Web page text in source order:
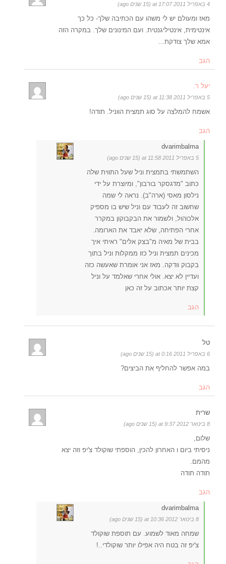
4 באפריל 2011 at 17:07 (15 שנים ago)
מאז ומעולם יש לי משהו עם הכתיבה שלך- כל כך
אינטימית, אינטיליגנטית. ועם המינונים שלך. במקרה הזה
אמא שלך צודקת…
הגב
יעל ר.
5 באפריל 2011 at 11:38 (15 שנים ago)
אשמח להמלצה על סוג תמצית הווניל. תודה!
הגב
dvarimbalma
5 באפריל 2011 at 11:58 (15 שנים ago)
השתמשתי בתמצית וניל שעל התווית שלה
כתוב "מדגסקר בורבון", ומיוצרת על ידי
נילסון מאסי (ארה"ב). נראה לי שמה
שחשוב זה לעבוד עם וניל שיש בו מספיק
אלכוהול, ולשמור את הבקבוקון במקרר
אחרי הפתיחה, שלא יאבד את הארומה.
בבית של מאיה מ"בצק אלים" ראיתי איך
מכינים תמצית וניל כזו ממקלות וניל בתוך
בקבוק וודקה. מאז אני אומרת שאעשה כזה
ועדיין לא יצא. אולי אחרי שאלמד על וניל
קצת יותר אכתוב על זה כאן
הגב
טל
6 באפריל 2011 at 0:16 (15 שנים ago)
במה אפשר להחליף את הביצים?
הגב
שרית
8 בינואר 2012 at 9:37 (15 שנים ago)
שלום,
ניסיתי ביום ו האחרון להכין, הוספתי שוקולד צ'יפ וזה יצא
מהמם.
תודה תודה
הגב
dvarimbalma
8 בינואר 2012 at 10:36 (15 שנים ago)
שמחה מאוד לשמוע. עם תוספת שוקולד
צ'יפ זה בטח היה אפילו יותר שוקולדי..!